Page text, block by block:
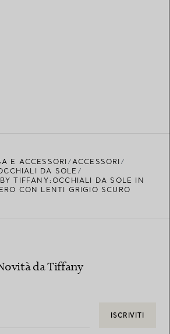
E ACCESSORI
ACCESSORI
DA SOLE
TIFFANY:OCCHIALI DA SOLE IN
CON LENTI GRIGIO SCURO
da Tiffany
ISCRIVITI